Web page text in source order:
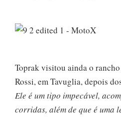
Toprak visitou ainda o
Rossi, em Tavuglia, depois
Ele é um tipo impecável,
corridas, além de que é uma